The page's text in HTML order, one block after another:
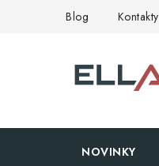
Blog Kontakty
NOVINKY